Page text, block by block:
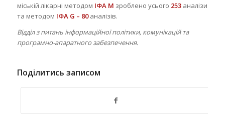
міській лікарні методом ІФА М зроблено усього 253аналізи
та методом ІФА G – 80аналізів.
Відділ з питань інформаційної політики, комунікацій та
програмно-апаратного забезпечення.
Поділитись записом